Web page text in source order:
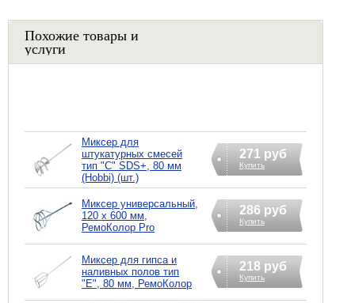
Похожие товары и
услуги
Миксер для
штукатурных смесей
тип "С" SDS+, 80 мм
(Hobbi) (шт.)
271 руб
Купить
Миксер универсальный,
120 х 600 мм,
РемоКолор Pro
286 руб
Купить
Миксер для гипса и
наливных полов тип
"E", 80 мм, РемоКолор
218 руб
Купить